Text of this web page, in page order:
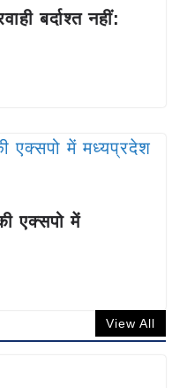
बर्दाश्त नहीं:
एक्सपो में
View All